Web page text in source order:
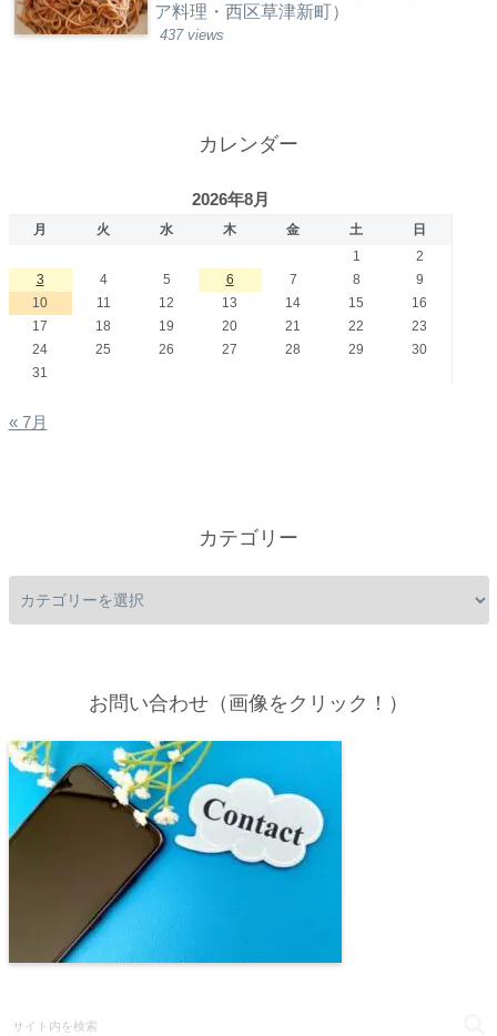
ア料理・西区草津新町）
437 views
カレンダー
2026年8月
月 火 水 木 金 土
日
1
2
3
4 5 6 7 8
9
10
11 12 13 14 15
16
17
18 19 20 21 22
23
24
25 26 27 28 29
30
31
« 7月
カテゴリー
お問い合わせ（画像をクリック！）